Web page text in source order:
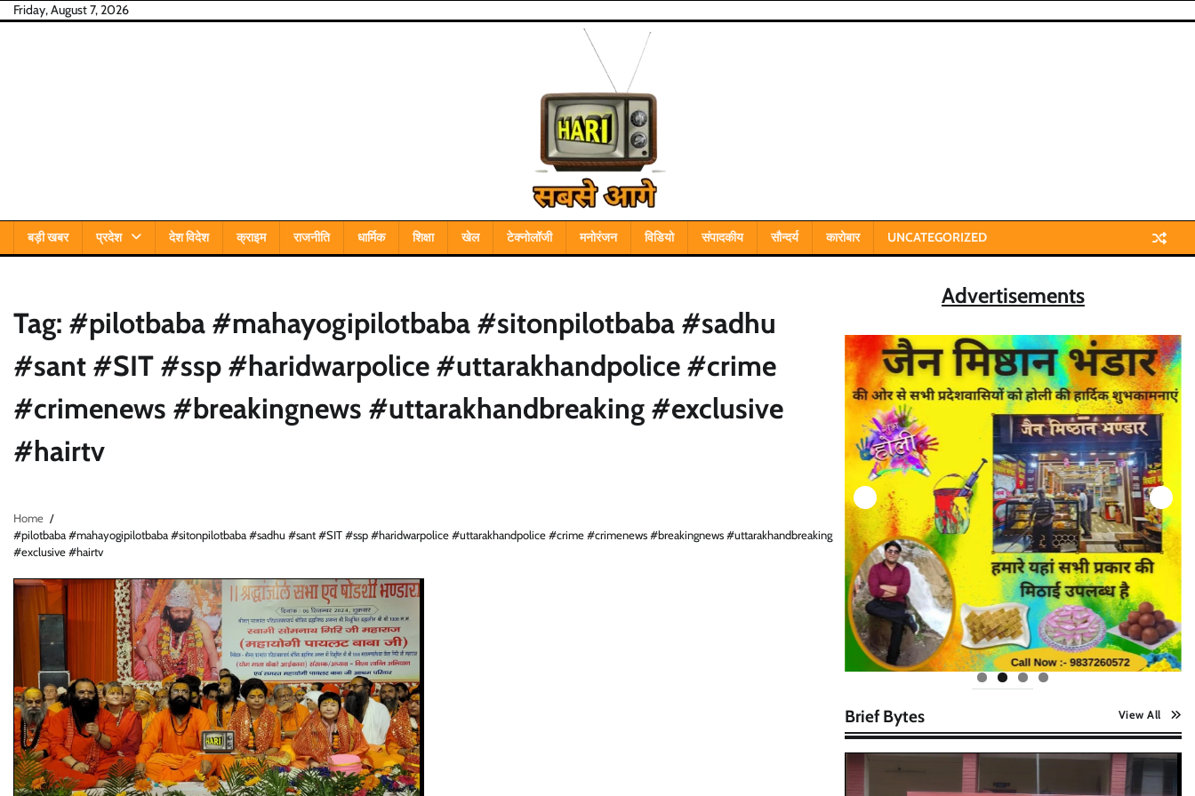
SkipFriday, August 7, 2026
बड़ी खबर प्रदेश देश विदेश क्राइम राजनीति धार्मिक शिक्षा खेल टेक्नोलॉजी मनोरंजन विडियो संपादकीय सौन्दर्य कारोबार UNCATEGORIZED
Tag: #pilotbaba #mahayogipilotbaba #sitonpilotbaba #sadhu
#sant #SIT #ssp #haridwarpolice #uttarakhandpolice #crime
#crimenews #breakingnews #uttarakhandbreaking #exclusive
#hairtv
Home
#pilotbaba #mahayogipilotbaba #sitonpilotbaba #sadhu #sant #SIT #ssp #haridwarpolice #uttarakhandpolice #crime #crimenews #breakingnews #uttarakhandbreaking
#exclusive #hairtv
Advertisements
Brief Bytes View All